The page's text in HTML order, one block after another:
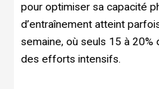
pour optimiser sa capacité
d’entraînement atteint
semaine, où seuls 15 à
des efforts intensifs.